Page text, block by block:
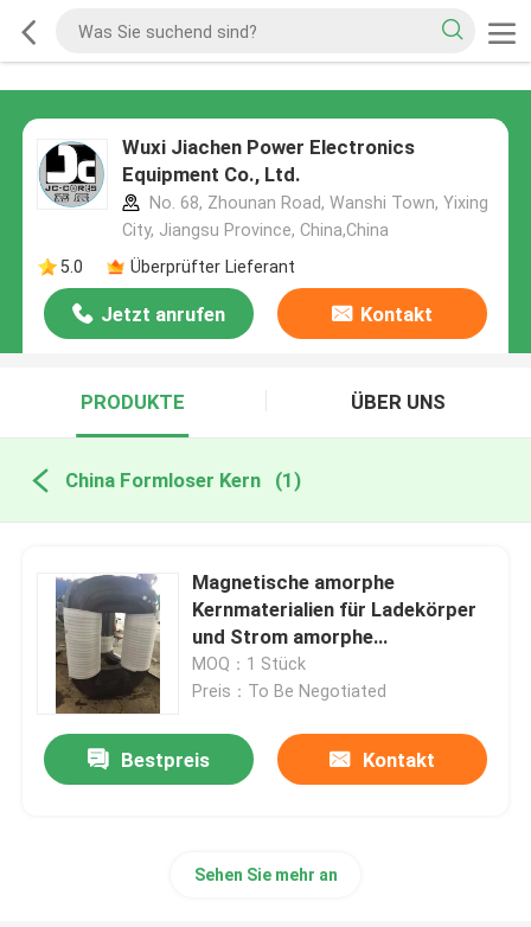
Wuxi Jiachen Power Electronics
Equipment Co., Ltd.
No. 68, Zhounan Road, Wanshi Town, Yixing
City, Jiangsu Province, China,China
5.0
Überprüfter Lieferant
Jetzt anrufen Kontakt
PRODUKTE ÜBER UNS
China Formloser Kern (1)
Magnetische amorphe
Kernmaterialien für Ladekörper
und Strom amorphe
nanocrystalline Kern
MOQ：1 Stück
Preis：To Be Negotiated
Bestpreis Kontakt
Sehen Sie mehr an